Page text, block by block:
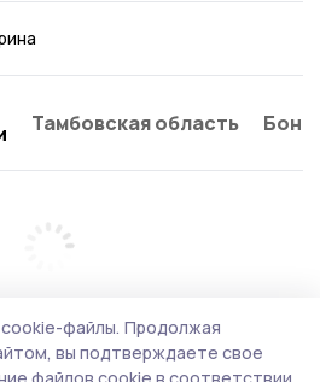
Тамбовская область
файлы. Продолжая
вы подтверждаете свое